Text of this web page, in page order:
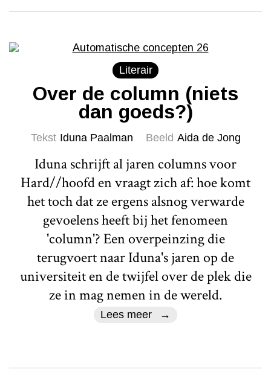
Literair
Over de column (niets
dan goeds?)
Tekst Iduna Paalman Beeld Aida de Jong
Iduna schrijft al jaren columns voor
Hard//hoofd en vraagt zich af: hoe komt
het toch dat ze ergens alsnog verwarde
gevoelens heeft bij het fenomeen
'column'? Een overpeinzing die
terugvoert naar Iduna's jaren op de
universiteit en de twijfel over de plek die
ze in mag nemen in de wereld.
Lees meer